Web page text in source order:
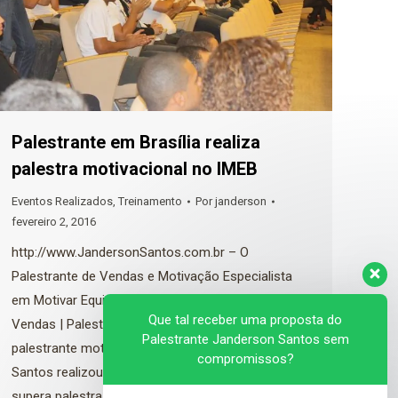
Palestrante em Brasília realiza
palestra motivacional no IMEB
Eventos Realizados,Treinamento Porjanderson
fevereiro 2, 2016
http://www.JandersonSantos.com.br – O
Palestrante de Vendas e Motivação Especialista
em Motivar Equipes Comerciais. Palestra de
Vendas | Palestra Motivacional | Palestra Sipat O
palestrante motivacional e de vendas Janderson
Santos realizou no último dia 30 de janeiro uma
Que tal receber uma proposta do
Palestrante Janderson Santos sem
compromissos?